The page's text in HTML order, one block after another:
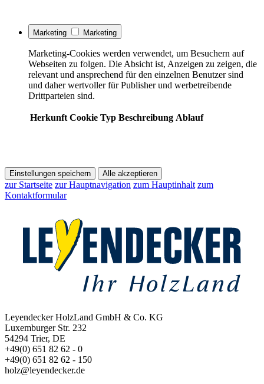
Marketing Marketing
Marketing-Cookies werden verwendet, um Besuchern auf
Webseiten zu folgen. Die Absicht ist, Anzeigen zu zeigen, die
relevant und ansprechend für den einzelnen Benutzer sind
und daher wertvoller für Publisher und werbetreibende
Drittparteien sind.
Herkunft Cookie Typ Beschreibung Ablauf
Einstellungen speichern Alle akzeptieren
zur Startseite zur Hauptnavigation zum Hauptinhalt zum
Kontaktformular
Leyendecker HolzLand GmbH & Co. KG
Luxemburger Str. 232
54294 Trier, DE
+49(0) 651 82 62 - 0
+49(0) 651 82 62 - 150
holz@leyendecker.de